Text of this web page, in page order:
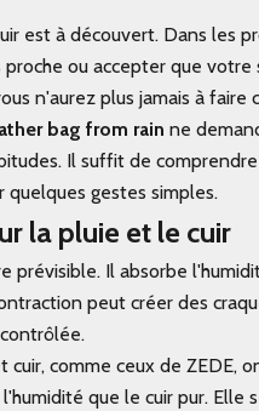
est à découvert. Dans les
proche ou accepter que
n'aurez plus jamais à faire
bag from rain ne
Il suffit de
gestes simples.
la pluie et le cuir
prévisible. Il absorbe
peut créer des
cuir, comme ceux de ZEDE,
que le cuir pur. Elle